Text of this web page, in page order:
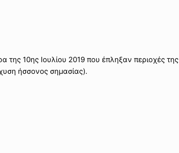
10ης Ιουλίου 2019 που έπληξαν περιοχές της
ήσσονος σημασίας).